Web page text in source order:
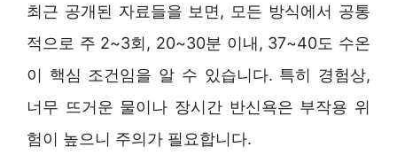
최근 공개된 자료들을 보면, 모든 방식에서 공통
적으로 주 2~3회, 20~30분 이내, 37~40도 수온
이 핵심 조건임을 알 수 있습니다. 특히 경험상,
너무 뜨거운 물이나 장시간 반신욕은 부작용 위
험이 높으니 주의가 필요합니다.